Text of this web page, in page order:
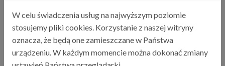
przyjmowanego błonnika na występowanie
incydentów sercowo-naczyniowych oraz choroby
wieńcowej, w zależności od dziennej dawki, rodzaju
błonnika oraz jego źródła w diecie.
W celu świadczenia usług na najwyższym poziomie
stosujemy pliki cookies. Korzystanie z naszej witryny
oznacza, że będą one zamieszczane w Państwa
urządzeniu. W każdym momencie można dokonać zmiany